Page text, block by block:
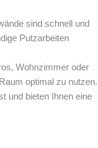
sind schnell und
Putzarbeiten
Wohnzimmer oder
optimal zu nutzen.
und bieten Ihnen eine